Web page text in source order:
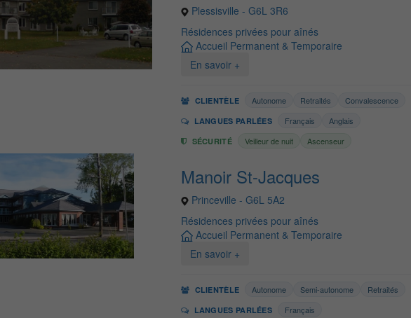
Plessisville - G6L 3R6
Résidences privées pour aînés
Accueil Permanent & Temporaire
En savoir +
CLIENTÈLE Autonome Retraités Convalescence
LANGUES PARLÉES Français Anglais
SÉCURITÉ Veilleur de nuit Ascenseur
Manoir St-Jacques
Princeville - G6L 5A2
Résidences privées pour aînés
Accueil Permanent & Temporaire
En savoir +
CLIENTÈLE Autonome Semi-autonome Retraités
LANGUES PARLÉES Français